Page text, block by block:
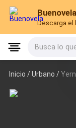
Buenovela
Descarga el
Busca lo
Inicio /Urbano /